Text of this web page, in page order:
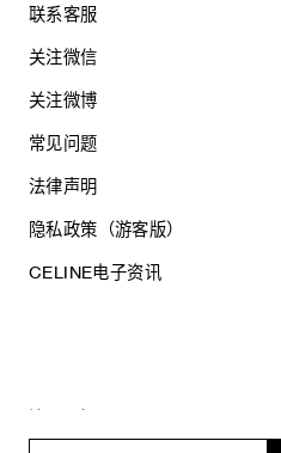
联系客服
关注微信
关注微博
常见问题
法律声明
隐私政策（游客版）
CELINE电子资讯
思琳商贸（上海）有限公司